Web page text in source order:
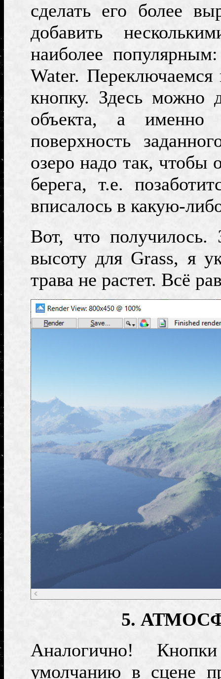
сделать его более
добавить
наиболее
Water.
кнопку. Здесь можно
объекта, а
поверхность
озеро надо так, чтобы
берега, т.е.
вписалось в какую-
Вот, что получилось.
высоту для Grass, я
трава не растет. Всё
5.
Аналогично!
умолчанию в сцене